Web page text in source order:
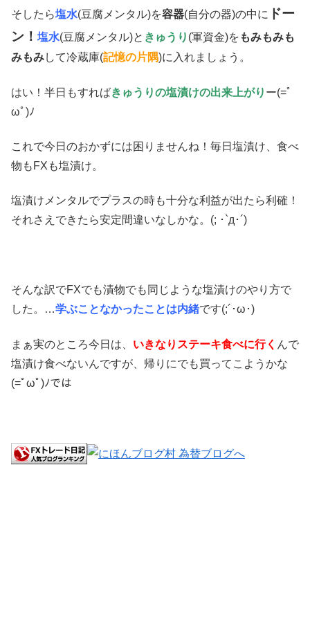
そしたら塩水(豆腐メンタル)を容器(自分の器)の中に
ドー
ン！ 塩水(豆腐メンタル)と きゅうり (軍資金)を もみもみも
みもみして冷蔵庫(記憶の片隅)に入れましょう。
はい！半日もすればきゅうりの塩漬けの出来上がり ー(=ﾟ
ωﾟ)ﾉ
これで今日のおかずには困りませんね！毎日塩漬け、食べ
物もFXも塩漬け。
塩漬けメンタルでプラスの時も十分な利益が出たら利確！
それさえできたら安定間違いなしかな。(; ･`д･´)
そんな訳でFXでも漬物でも同じような塩漬けのやり方で
した。…学ぶことなかったことは内緒です(;´･ω･)
まぁ実のところ今日は、 いきなりステーキ食べに行く んで
塩漬け食べないんですが、帰りにでも買ってこようかな
(=ﾟωﾟ)ﾉでは